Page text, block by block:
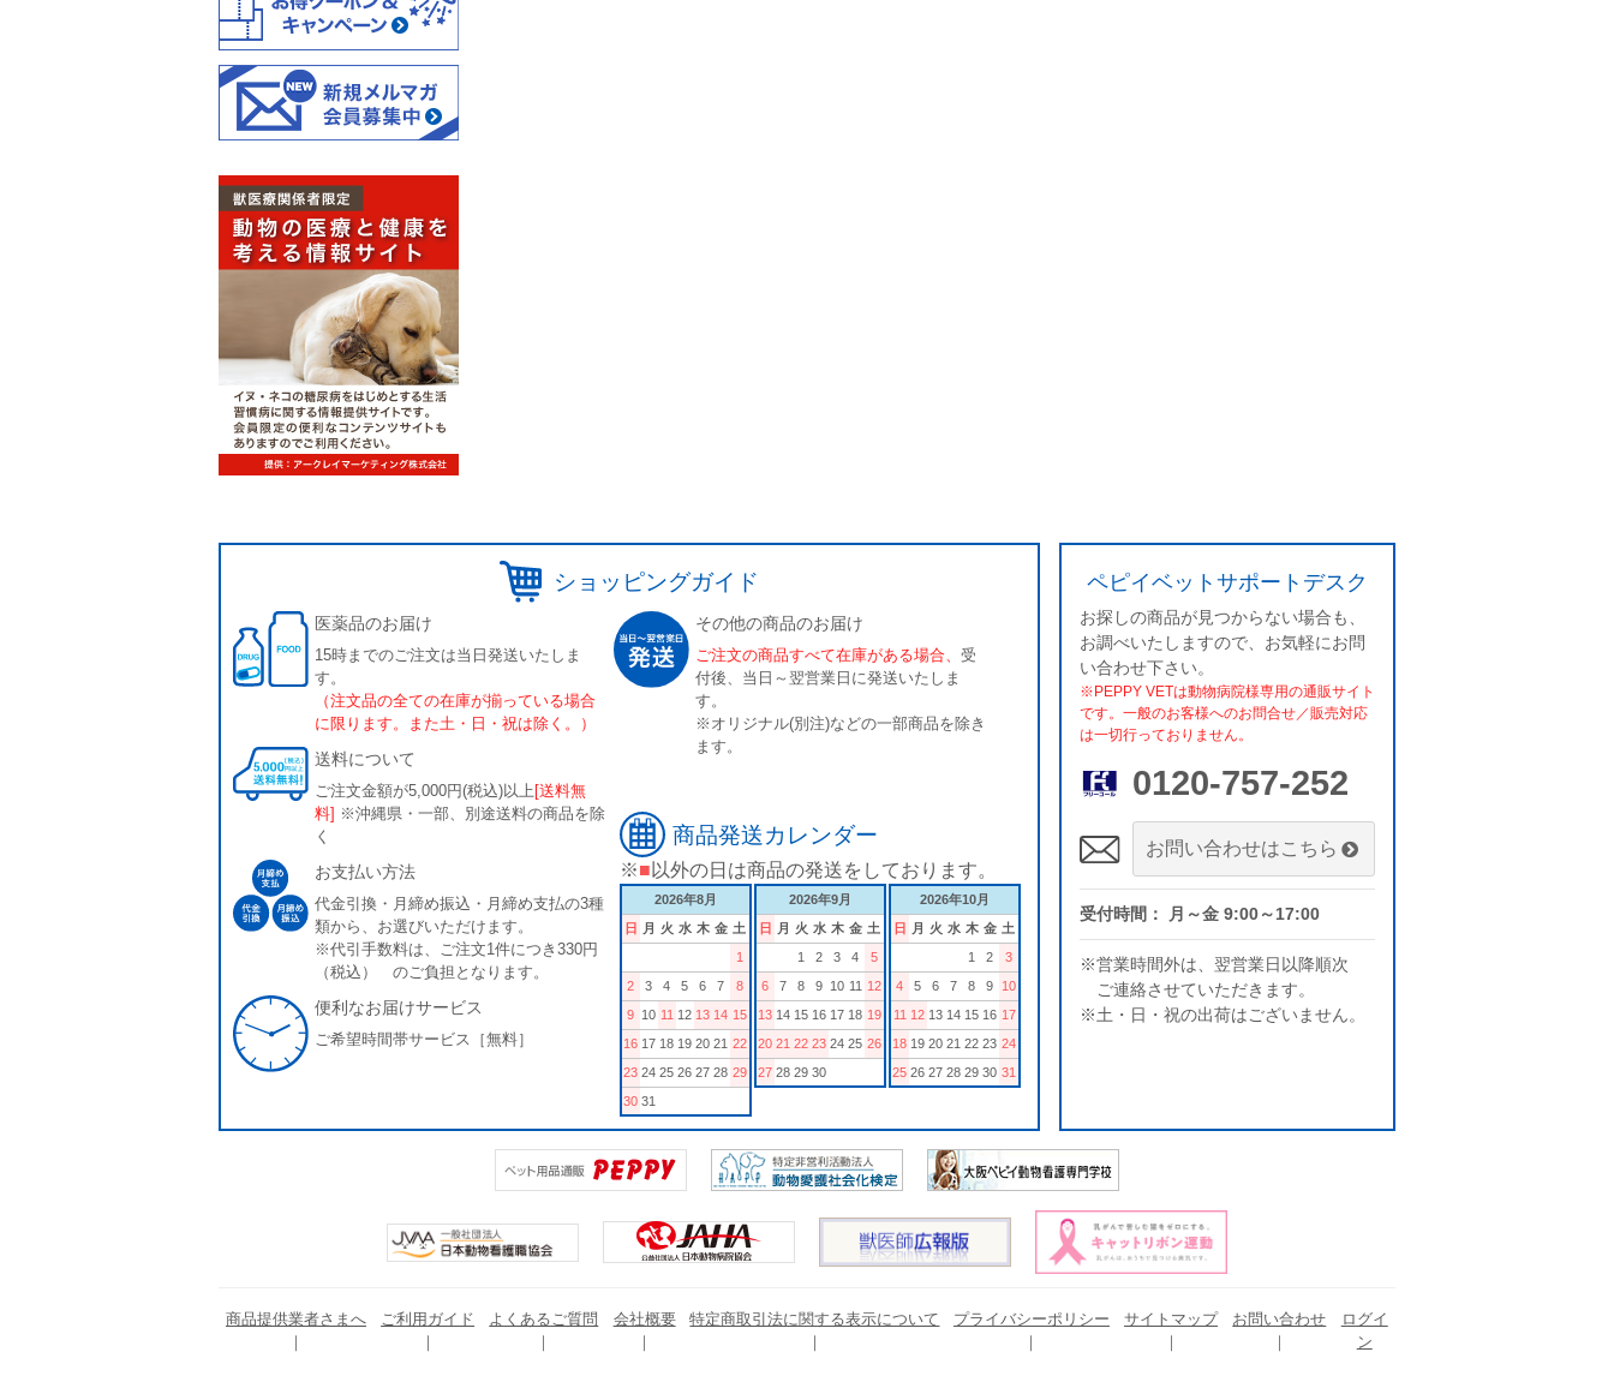
ショッピングガイド
医薬品のお届け
15時までのご注文は当日発送いたしま
す。
（注文品の全ての在庫が揃っている場合
に限ります。また土・日・祝は除く。）
送料について
ご注文金額が5,000円(税込)以上 [送料無
料] ※沖縄県・一部、別途送料の商品を除
く
お支払い方法
代金引換・月締め振込・月締め支払の3種
類から、お選びいただけます。
※代引手数料は、ご注文1件につき330円
（税込） のご負担となります。
便利なお届けサービス
ご希望時間帯サービス［無料］
その他の商品のお届け
ご注文の商品すべて在庫がある場合、 受
付後、当日～翌営業日に発送いたしま
す。
※オリジナル(別注)などの一部商品を除き
ます。
商品発送カレンダー
※■以外の日は商品の発送をしております。
2026年8月
日 月 火 水 木 金 土
1
2
3 4 5 6 7
8
9 10 11 12 13 14 15
16 17 18 19 20 21 22
23 24 25 26 27 28 29
30 31
2026年9月
日 月 火 水 木 金 土
1
2 3 4
5
6
7 8 9 10 11 12
13 14 15 16 17 18 19
20 21 22 23 24 25 26
27 28 29 30
2026年10月
日 月 火 水 木 金 土
1
2
3
4
5 6 7 8 9
10
11 12 13 14 15 16 17
18 19 20 21 22 23 24
25 26 27 28 29 30 31
ペピイベットサポートデスク
お探しの商品が見つからない場合も、
お調べいたしますので、お気軽にお問
い合わせ下さい。
※PEPPY VETは動物病院様専用の通販サイト
です。一般のお客様へのお問合せ／販売対応
は一切行っておりません。
0120-757-252
お問い合わせはこちら
受付時間： 月～金 9:00～17:00
※営業時間外は、翌営業日以降順次
ご連絡させていただきます。
※土・日・祝の出荷はございません。
商品提供業者さまへ ご利用ガイド よくあるご質問 会社概要 特定商取引法に関する表示について プライバシーポリシー サイトマップ お問い合わせ
ログイ
ン